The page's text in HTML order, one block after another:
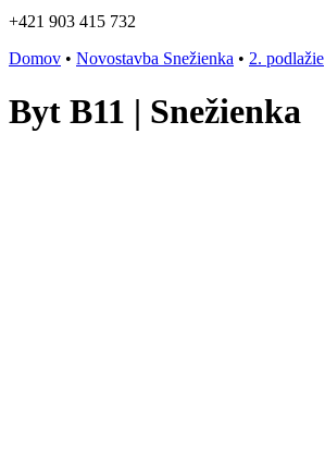
+421 903 415 732
Domov • Novostavba Snežienka • 2. podlažie
Byt B11 | Snežienka